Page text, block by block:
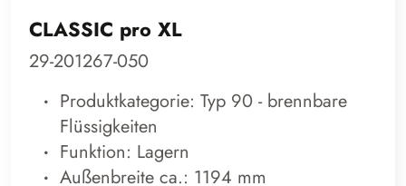
CLASSIC pro XL
29-201267-050
Produktkategorie: Typ 90 - brennbare
Flüssigkeiten
Funktion: Lagern
Außenbreite ca.: 1194 mm